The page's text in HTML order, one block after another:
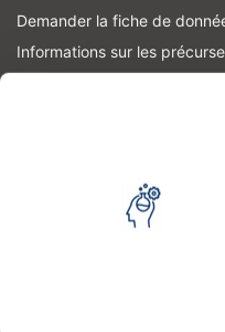
Demander la fiche de
Informations sur les
Let op! Op onze
product kan en mag